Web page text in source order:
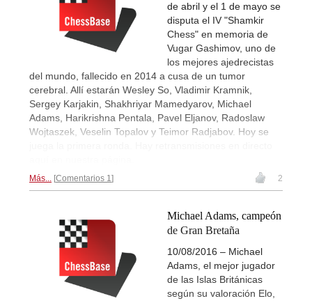
de abril y el 1 de mayo se
disputa el IV "Shamkir
Chess" en memoria de
Vugar Gashimov, uno de
los mejores ajedrecistas
del mundo, fallecido en 2014 a cusa de un tumor
cerebral. Allí estarán Wesley So, Vladimir Kramnik,
Sergey Karjakin, Shakhriyar Mamedyarov, Michael
Adams, Harikrishna Pentala, Pavel Eljanov, Radoslaw
Wojtaszek, Veselin Topalov y Teimor Radjabov. Hoy se
Más... Comentarios 1 2
Michael Adams, campeón
de Gran Bretaña
10/08/2016 – Michael
Adams, el mejor jugador
de las Islas Británicas
según su valoración Elo,